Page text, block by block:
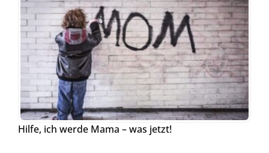
Hilfe, ich werde Mama – was jetzt!